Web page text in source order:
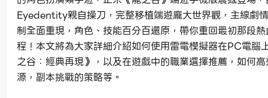
Eyedentity親自操刀，完整移植端遊龐大世界觀，主線劇
制全面重現，角色、技能百分百還原，帶你重回最初那段
程！本文將為大家詳細介紹如何使用雷電模擬器在PC電腦
之谷：經典再現》，以及在遊戲中的職業選擇推薦，如何
源，副本挑戰的策略等。